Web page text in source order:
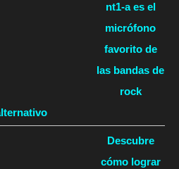
nt1-a es el
micrófono
favorito de
las bandas de
rock
Descubre
cómo lograr